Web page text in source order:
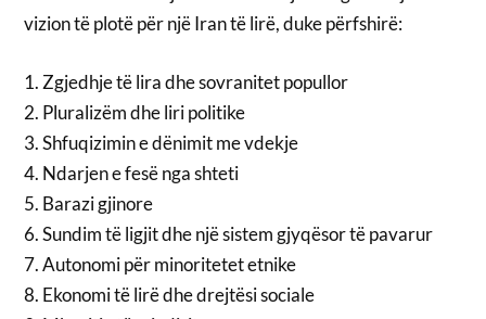
vizion të plotë për një Iran të lirë, duke përfshirë:
1. Zgjedhje të lira dhe sovranitet popullor
2. Pluralizëm dhe liri politike
3. Shfuqizimin e dënimit me vdekje
4. Ndarjen e fesë nga shteti
5. Barazi gjinore
6. Sundim të ligjit dhe një sistem gjyqësor të pavarur
7. Autonomi për minoritetet etnike
8. Ekonomi të lirë dhe drejtësi sociale